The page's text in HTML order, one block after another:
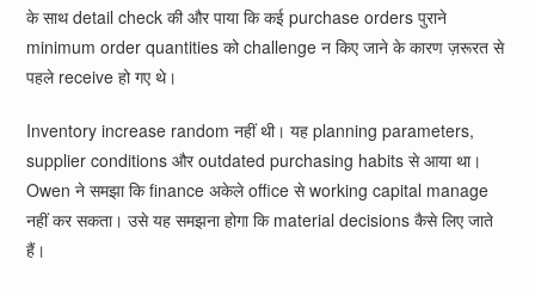
के साथ detail check की और पाया कि कई purchase orders पुराने
minimum order quantities को challenge न किए जाने के कारण ज़रूरत से
पहले receive हो गए थे।
Inventory increase random नहीं थी। यह planning parameters,
supplier conditions और outdated purchasing habits से आया था।
Owen ने समझा कि finance अकेले office से working capital manage
नहीं कर सकता। उसे यह समझना होगा कि material decisions कैसे लिए जाते
हैं।